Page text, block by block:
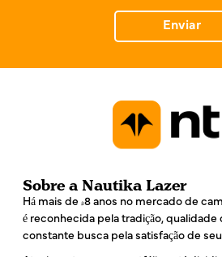
*
Enviar
Sobre a Nautika Lazer
Há mais de 48 anos no mercado de
é reconhecida pela tradição,
constante busca pela satisfação de